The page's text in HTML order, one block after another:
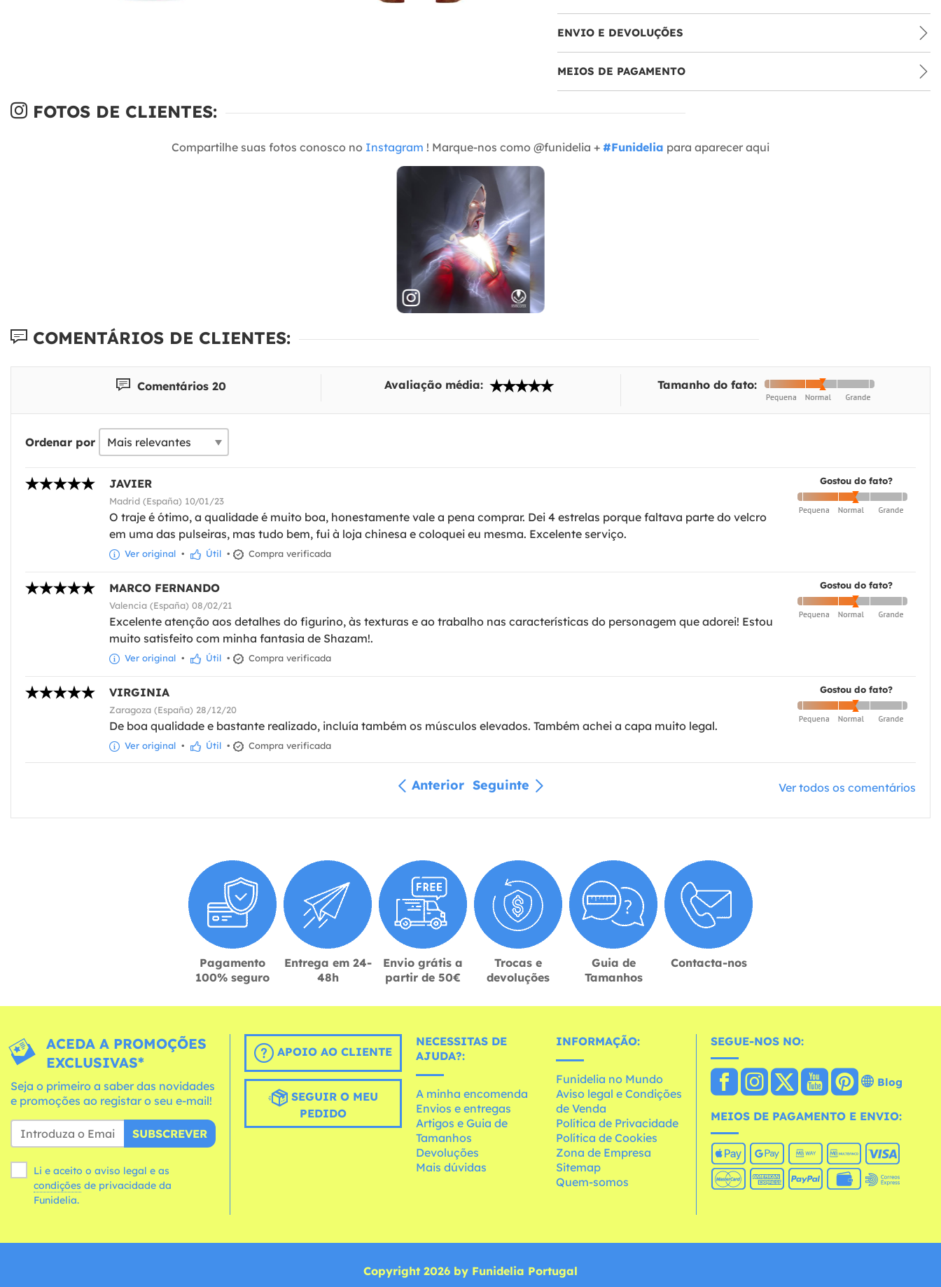
ENVIO E DEVOLUÇÕES
MEIOS DE PAGAMENTO
FOTOS DE CLIENTES:
Compartilhe suas fotos conosco no Instagram ! Marque-nos como @funidelia + #Funidelia para aparecer aqui
COMENTÁRIOS DE CLIENTES:
Comentários 20 Avaliação média: Tamanho do fato:
Ordenar por
Gostou do fato?
JAVIER
Madrid (España) 10/01/23
O traje é ótimo, a qualidade é muito boa, honestamente vale a pena comprar. Dei 4 estrelas porque faltava parte do velcro
em uma das pulseiras, mas tudo bem, fui à loja chinesa e coloquei eu mesma. Excelente serviço.
Ver original • Útil • Compra verificada
Gostou do fato?
MARCO FERNANDO
Valencia (España) 08/02/21
Excelente atenção aos detalhes do figurino, às texturas e ao trabalho nas características do personagem que adorei! Estou
muito satisfeito com minha fantasia de Shazam!.
Ver original • Útil • Compra verificada
Gostou do fato?
VIRGINIA
Zaragoza (España) 28/12/20
De boa qualidade e bastante realizado, incluía também os músculos elevados. Também achei a capa muito legal.
Ver original • Útil • Compra verificada
Anterior Seguinte Ver todos os comentários
Pagamento
100% seguro
Entrega em 24-
48h
Envio grátis a
partir de 50€
Trocas e
devoluções
Guia de
Tamanhos
Contacta-nos
ACEDA A PROMOÇÕES
EXCLUSIVAS*
Seja o primeiro a saber das novidades
e promoções ao registar o seu e-mail!
SUBSCREVER
Li e aceito o aviso legal e as
condições
Funidelia.
APOIO AO CLIENTE
SEGUIR O MEU
PEDIDO
NECESSITAS DE
AJUDA?:
A minha encomenda
Envios e entregas
Artigos e Guia de
Tamanhos
Devoluções
Mais dúvidas
INFORMAÇÃO:
Funidelia no Mundo
Aviso legal e Condições
de Venda
Política de Privacidade
Política de Cookies
Zona de Empresa
Sitemap
Quem-somos
SEGUE-NOS NO:
Blog
MEIOS DE PAGAMENTO E ENVIO:
Copyright 2026 by Funidelia Portugal